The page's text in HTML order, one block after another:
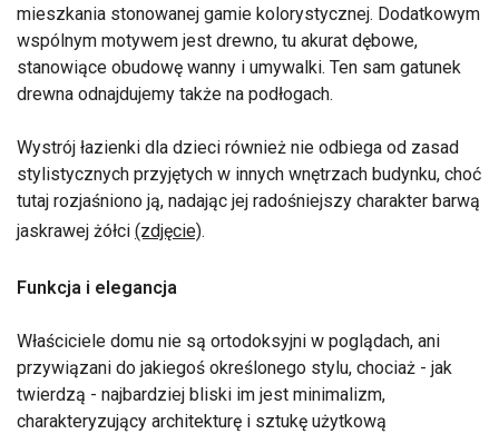
mieszkania stonowanej gamie kolorystycznej. Dodatkowym
wspólnym motywem jest drewno, tu akurat dębowe,
stanowiące obudowę wanny i umywalki. Ten sam gatunek
drewna odnajdujemy także na podłogach.
Wystrój łazienki dla dzieci również nie odbiega od zasad
stylistycznych przyjętych w innych wnętrzach budynku, choć
tutaj rozjaśniono ją, nadając jej radośniejszy charakter barwą
jaskrawej żółci (zdjęcie).
Funkcja i elegancja
Właściciele domu nie są ortodoksyjni w poglądach, ani
przywiązani do jakiegoś określonego stylu, chociaż - jak
twierdzą - najbardziej bliski im jest minimalizm,
charakteryzujący architekturę i sztukę użytkową